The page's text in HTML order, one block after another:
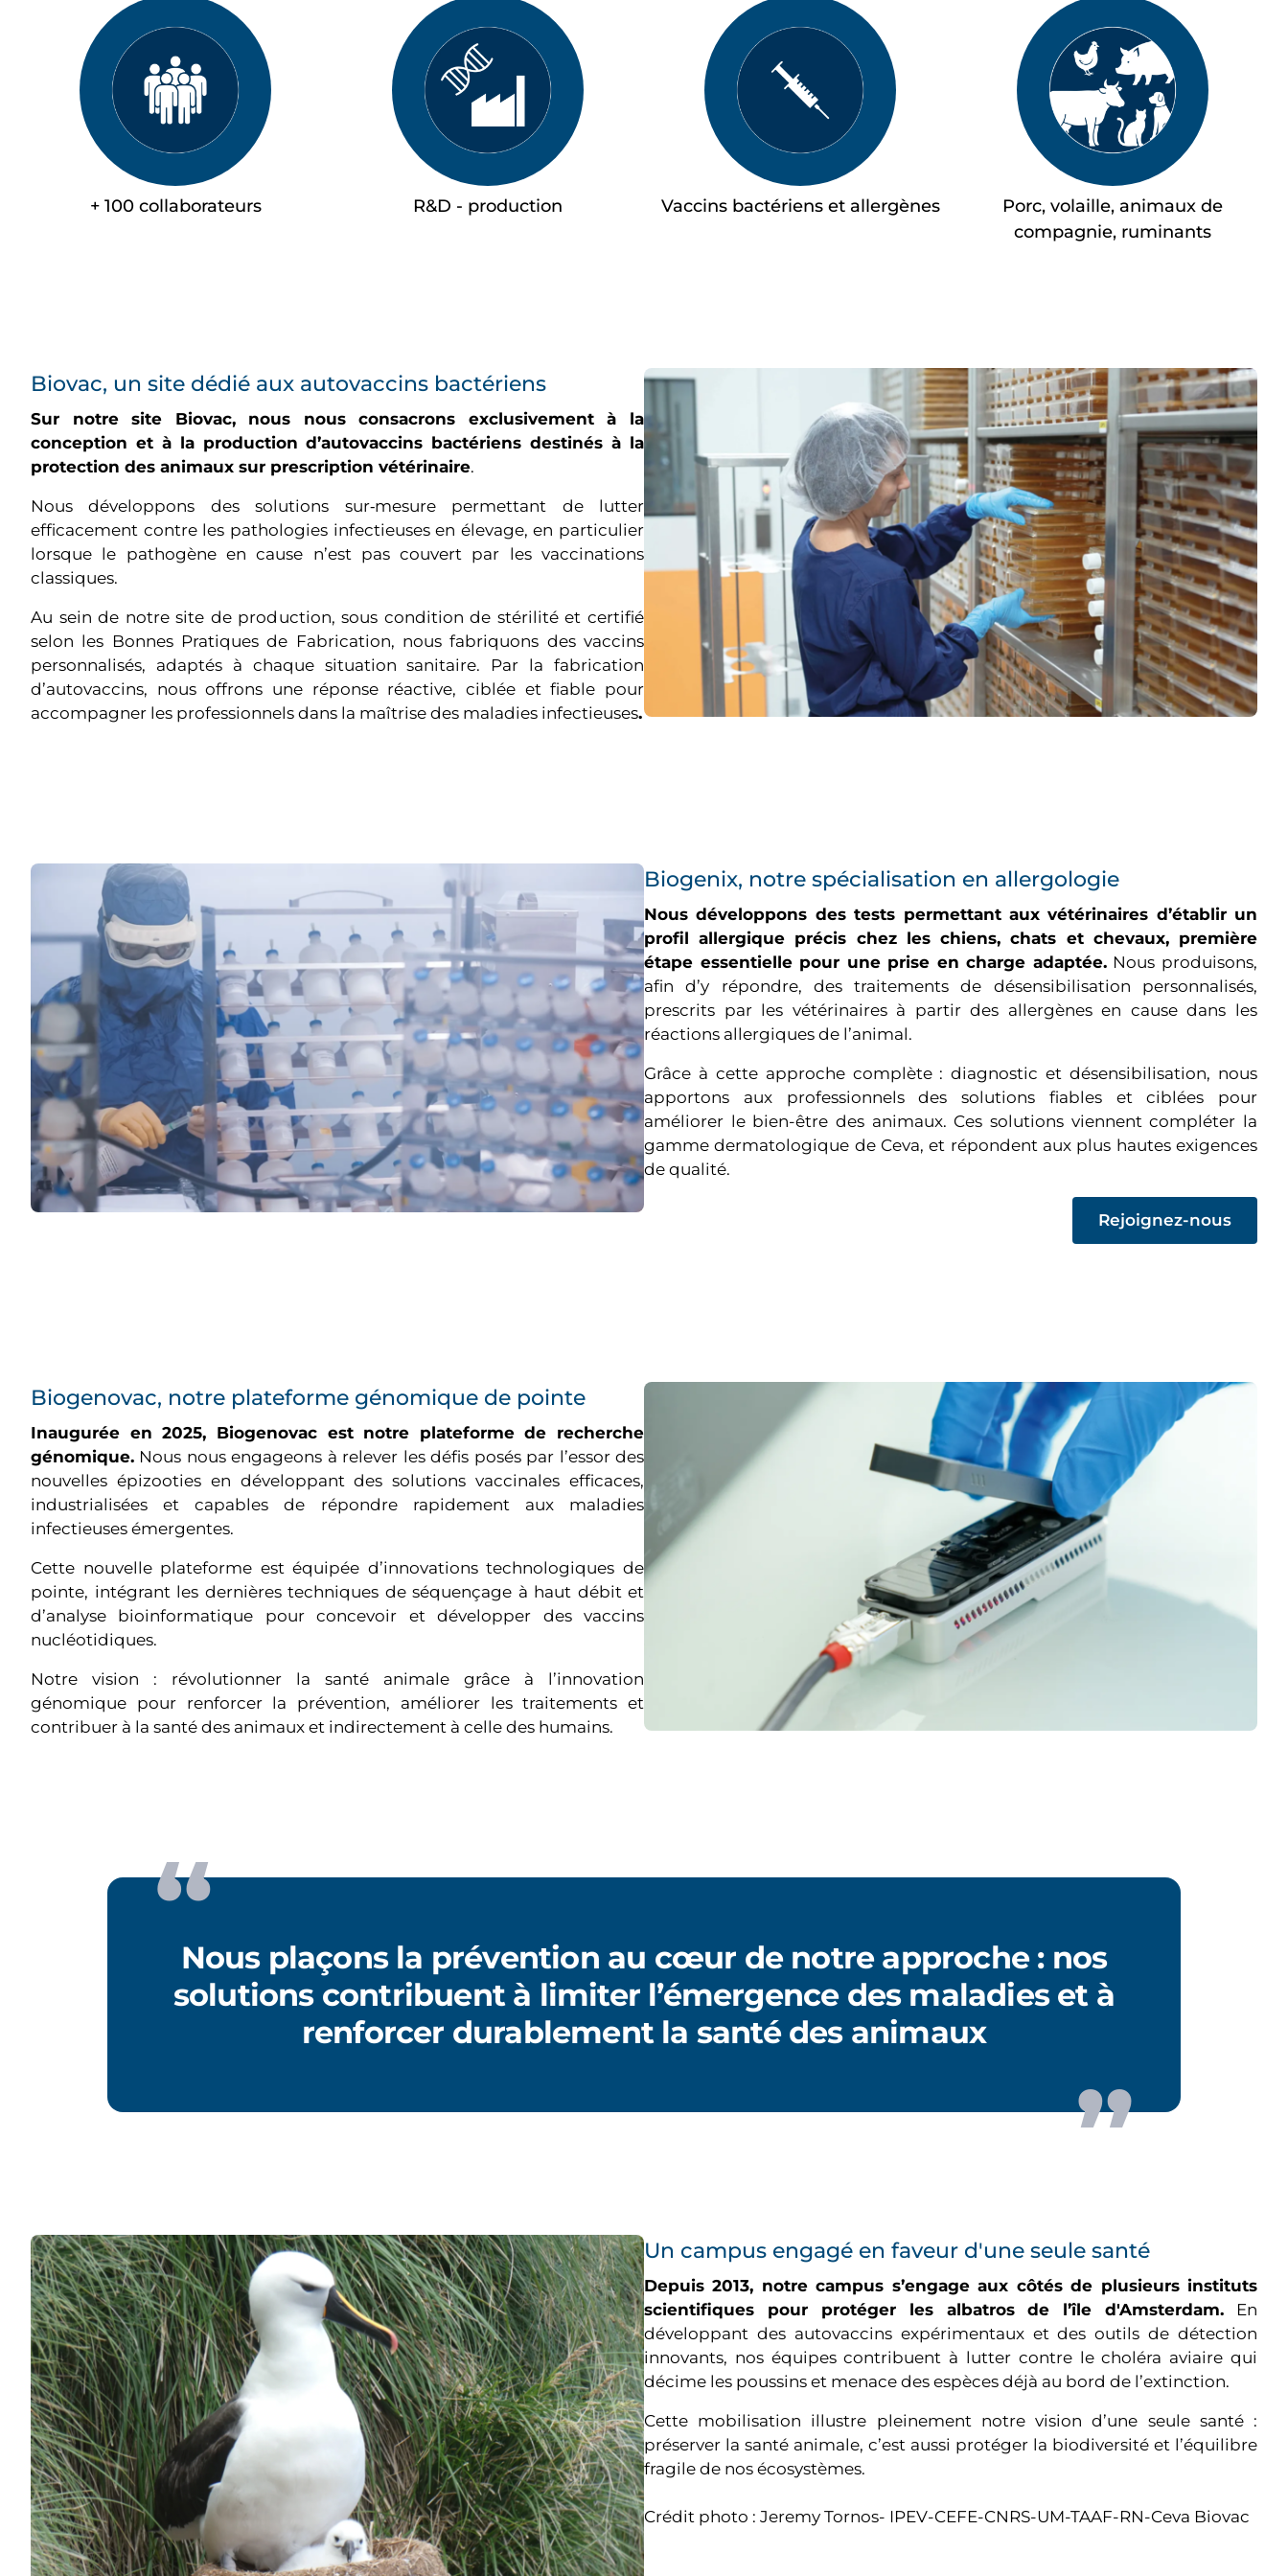
+ 100 collaborateurs R&D - production Vaccins bactériens et allergènes
Porc, volaille, animaux de
compagnie, ruminants
Biovac, un site dédié aux autovaccins bactériens
Sur notre site Biovac, nous nous consacrons exclusivement à la
conception et à la production d’autovaccins bactériens destinés à la
protection des animaux sur prescription vétérinaire.
Nous développons des solutions sur‑mesure permettant de lutter
efficacement contre les pathologies infectieuses en élevage, en particulier
lorsque le pathogène en cause n’est pas couvert par les vaccinations
classiques.
Au sein de notre site de production, sous condition de stérilité et certifié
selon les Bonnes Pratiques de Fabrication, nous fabriquons des vaccins
personnalisés, adaptés à chaque situation sanitaire. Par la fabrication
d’autovaccins, nous offrons une réponse réactive, ciblée et fiable pour
accompagner les professionnels dans la maîtrise des maladies infectieuses.
Biogenix, notre spécialisation en allergologie
Nous développons des tests permettant aux vétérinaires d’établir un
profil allergique précis chez les chiens, chats et chevaux, première
étape essentielle pour une prise en charge adaptée.Nous produisons,
afin d’y répondre, des traitements de désensibilisation personnalisés,
prescrits par les vétérinaires à partir des allergènes en cause dans les
réactions allergiques de l’animal.
Grâce à cette approche complète : diagnostic et désensibilisation, nous
apportons aux professionnels des solutions fiables et ciblées pour
améliorer le bien-être des animaux. Ces solutions viennent compléter la
gamme dermatologique de Ceva, et répondent aux plus hautes exigences
de qualité.
Rejoignez-nous
Biogenovac, notre plateforme génomique de pointe
Inaugurée en 2025, Biogenovac est notre plateforme de recherche
génomique. Nous nous engageons à relever les défis posés par l’essor des
nouvelles épizooties en développant des solutions vaccinales efficaces,
industrialisées et capables de répondre rapidement aux maladies
infectieuses émergentes.
Cette nouvelle plateforme est équipée d’innovations technologiques de
pointe, intégrant les dernières techniques de séquençage à haut débit et
d’analyse bioinformatique pour concevoir et développer des vaccins
nucléotidiques.
Notre vision : révolutionner la santé animale grâce à l’innovation
génomique pour renforcer la prévention, améliorer les traitements et
contribuer à la santé des animaux et indirectement à celle des humains.
Nous plaçons la prévention au cœur de notre approche : nos
solutions contribuent à limiter l’émergence des maladies et à
renforcer durablement la santé des animaux
Un campus engagé en faveur d'une seule santé
Depuis 2013, notre campus s’engage aux côtés de plusieurs instituts
scientifiques pour protéger les albatros de l’île d'Amsterdam. En
développant des autovaccins expérimentaux et des outils de détection
innovants, nos équipes contribuent à lutter contre le choléra aviaire qui
décime les poussins et menace des espèces déjà au bord de l’extinction.
Cette mobilisation illustre pleinement notre vision d’une seule santé :
préserver la santé animale, c’est aussi protéger la biodiversité et l’équilibre
fragile de nos écosystèmes.
Crédit photo : Jeremy Tornos- IPEV-CEFE-CNRS-UM-TAAF-RN-Ceva Biovac